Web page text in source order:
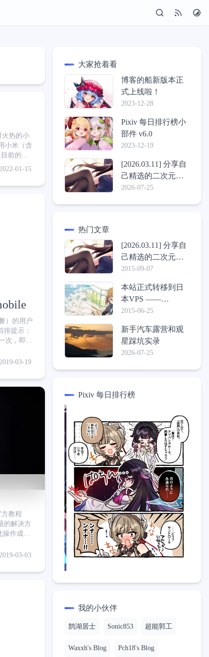
火热的小
小米（含
前的国
精彩纷
01-15
）的用户
次，即每
03-19
教程
的解决方
操作成功
示符，执
03-03
大家抢着看
博客的船新版本正
式上线啦！
2023-12-28
Pixiv 每日排行榜小
部件 v6.0
2023-12-19
[2026.03.11] 分享自
己精选的二次元壁
纸包
2026-07-25
热门文章
[2026.03.11] 分享自
己精选的二次元壁
纸包
2015-09-07
本站正式转移到日
本VPS ——
ConoHa，介绍一些
2015-06-25
新手汽车露营和观
星踩坑实录
2026-07-25
Pixiv 每日排行榜
我的小伙伴
鹊湖居士 Sonic853 超能郭工
Waxxh's Blog Pch18's Blog